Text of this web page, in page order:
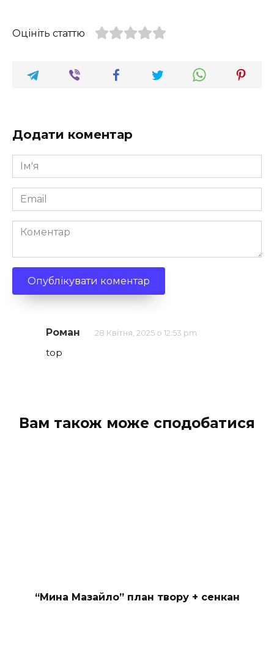
Оцініть статтю
Додати коментар
Ім'я
*
Email
*
Коментар
Роман 28 Квітня, 2025 о 12:53 pm
top
Вам також може сподобатися
“Мина Мазайло” план твору + сенкан